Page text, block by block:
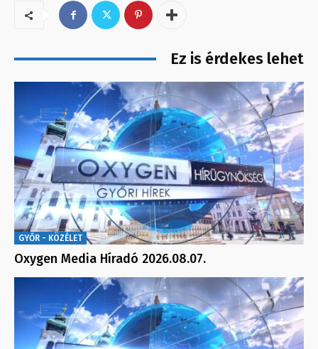
Ez is érdekes lehet
GYŐR - KÖZÉLET
Oxygen Media Híradó 2026.08.07.